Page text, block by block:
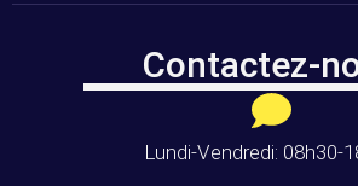
Contactez-
Lundi-Vendredi: 08h30-